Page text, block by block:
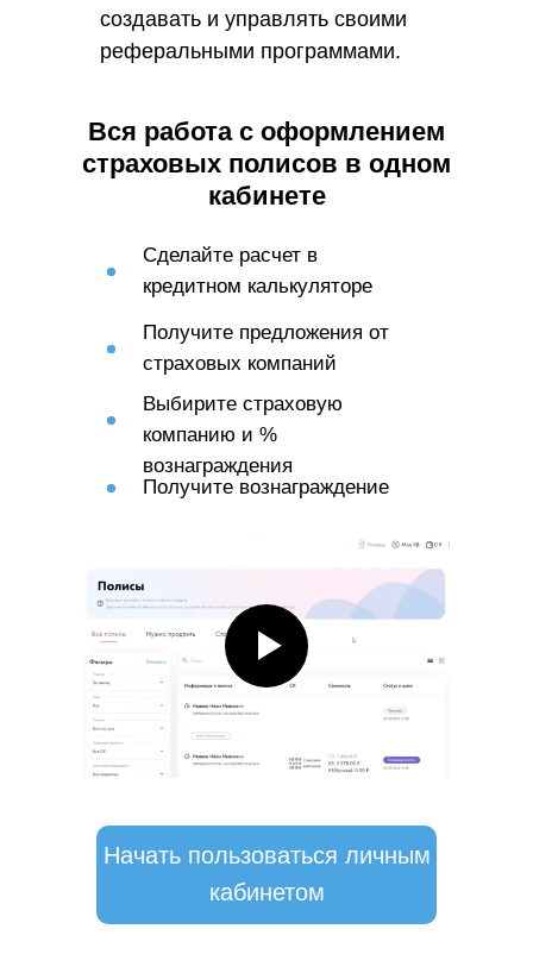
создавать и управлять своими
реферальными программами.
спектр инструментов для
мониторинга эффективности
программы и анализа данных, а
также предоставляет
возможность настройки
уведомлений и отправки
Вся работа с оформлением
страховых полисов в одном
кабинете
Сделайте расчет в
кредитном калькуляторе
Получите предложения от
страховых компаний
Выбирите страховую
компанию и %
вознаграждения
Получите вознаграждение
Начать пользоваться личным
кабинетом